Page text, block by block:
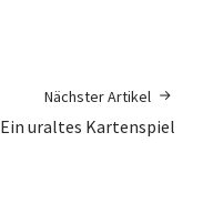
Nächster Artikel
Ein uraltes Kartenspiel